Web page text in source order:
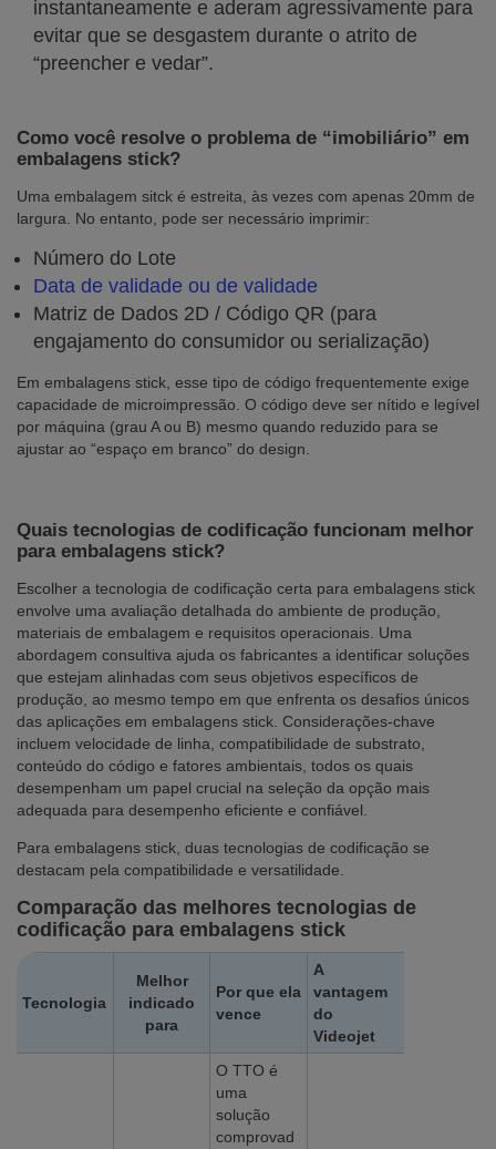
instantaneamente e aderam agressivamente para
evitar que se desgastem durante o atrito de
“preencher e vedar”.
Como você resolve o problema de “imobiliário” em
embalagens stick?
Uma embalagem sitck é estreita, às vezes com apenas 20mm de
largura. No entanto, pode ser necessário imprimir:
Número do Lote
Data de validade ou de validade
Matriz de Dados 2D / Código QR (para
engajamento do consumidor ou serialização)
Em embalagens stick, esse tipo de código frequentemente exige
capacidade de microimpressão. O código deve ser nítido e legível
por máquina (grau A ou B) mesmo quando reduzido para se
ajustar ao “espaço em branco” do design.
Quais tecnologias de codificação funcionam melhor
para embalagens stick?
Escolher a tecnologia de codificação certa para embalagens stick
envolve uma avaliação detalhada do ambiente de produção,
materiais de embalagem e requisitos operacionais. Uma
abordagem consultiva ajuda os fabricantes a identificar soluções
que estejam alinhadas com seus objetivos específicos de
produção, ao mesmo tempo em que enfrenta os desafios únicos
das aplicações em embalagens stick. Considerações-chave
incluem velocidade de linha, compatibilidade de substrato,
conteúdo do código e fatores ambientais, todos os quais
desempenham um papel crucial na seleção da opção mais
adequada para desempenho eficiente e confiável.
Para embalagens stick, duas tecnologias de codificação se
destacam pela compatibilidade e versatilidade.
Comparação das melhores tecnologias de
codificação para embalagens stick
Tecnologia
Melhor
indicado
para
Por que ela
vence
A
vantagem
do
Videojet
O TTO é
uma
solução
comprovad